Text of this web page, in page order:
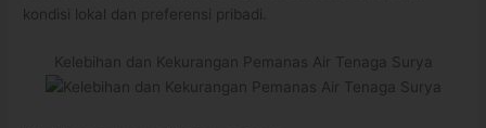
kondisi lokal dan preferensi pribadi.
Kelebihan dan Kekurangan Pemanas Air Tenaga Surya